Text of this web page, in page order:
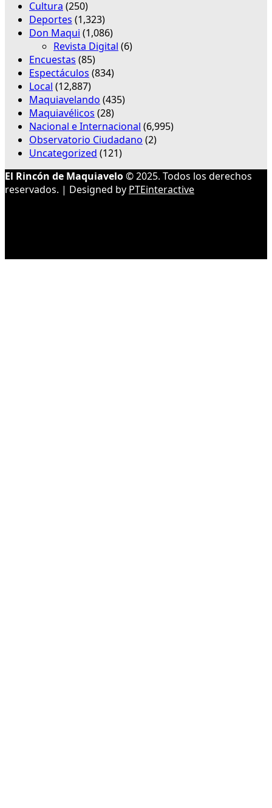
Cultura (250)
Deportes (1,323)
Don Maqui (1,086)
Revista Digital (6)
Encuestas (85)
Espectáculos (834)
Local (12,887)
Maquiavelando (435)
Maquiavélicos (28)
Nacional e Internacional (6,995)
Observatorio Ciudadano (2)
Uncategorized (121)
El Rincón de Maquiavelo© 2025. Todos los derechos
reservados. | Designed by PTEinteractive